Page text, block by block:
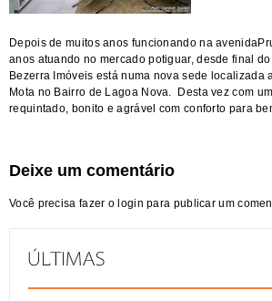
Depois de muitos anos funcionando na
anos atuando no mercado potiguar, desde final
Bezerra Imóveis está numa nova sede localizada
Mota no Bairro de Lagoa Nova. Desta vez com
requintado, bonito e agrável com conforto para
Deixe um comentário
Você precisa fazer o login para publicar um